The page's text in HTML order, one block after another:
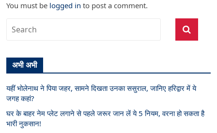
You must be logged in to post a comment.
अभी अभी
यहीं भोलेनाथ ने पिया जहर, सामने दिखता उनका ससुराल, जानिए हरिद्वार में ये
जगह कहां?
घर के बाहर नेम प्लेट लगाने से पहले जरूर जान लें ये 5 नियम, वरना हो सकता है
भारी नुकसान!